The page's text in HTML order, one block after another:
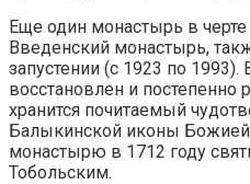
Еще один монастырь в
Введенский монастырь,
запустении (с 1923 по
восстановлен и постепенно
хранится почитаемый
Балыкинской иконы
монастырю в 1712 году
Тобольским.